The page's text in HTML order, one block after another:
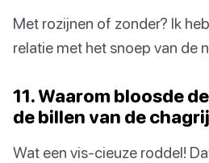
Met rozijnen of zonder? Ik
relatie met het snoep van de
11. Waarom bloosde
de billen van de
Wat een vis-cieuze roddel!